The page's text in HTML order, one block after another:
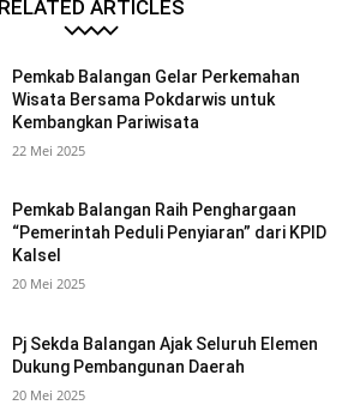
RELATED ARTICLES
Pemkab Balangan Gelar Perkemahan
Wisata Bersama Pokdarwis untuk
Kembangkan Pariwisata
22 Mei 2025
Pemkab Balangan Raih Penghargaan
“Pemerintah Peduli Penyiaran” dari KPID
Kalsel
20 Mei 2025
Pj Sekda Balangan Ajak Seluruh Elemen
Dukung Pembangunan Daerah
20 Mei 2025